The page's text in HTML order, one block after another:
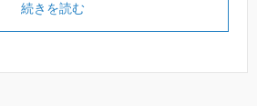
続きを読む